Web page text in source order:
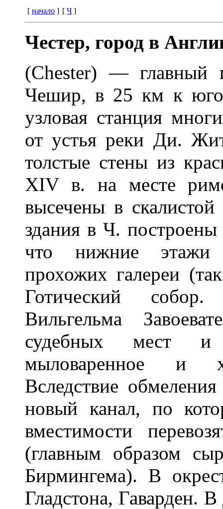
[ начало ] [ Ч ]
Честер, город в
(Chester) — главный
Чешир, в 25 км к юго-
узловая станция
от устья реки Ди.
толстые стены из
XIV в. на месте
высечены в скалистой
здания в Ч.
что нижние этажи
прохожих галереи
Готический
Вильгельма
судебных мест и
мыловаренное и
Вследствие
новый канал, по
вместимости
(главным образом
Бирмингема). В
Гладстона, Гаварден.